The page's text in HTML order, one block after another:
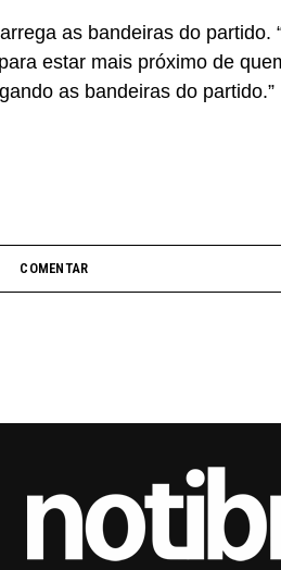
as bandeiras do partido.
estar mais próximo de
as bandeiras do partido.”
COMENTAR